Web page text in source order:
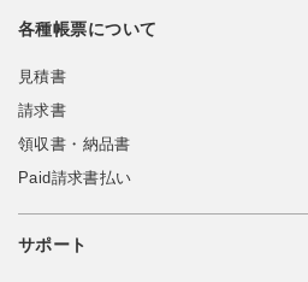
各種帳票について
見積書
請求書
領収書・納品書
Paid請求書払い
サポート